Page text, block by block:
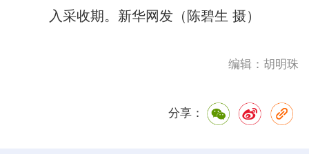
入采收期。新华网发（陈碧生 摄）
编辑：胡明珠
分享：